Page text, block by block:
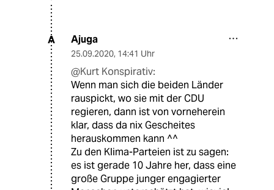
A Ajuga
25.09.2020, 14:41 Uhr
@Kurt Konspirativ:
Wenn man sich die beiden Länder
rauspickt, wo sie mit der CDU
regieren, dann ist von vorneherein
klar, dass da nix Gescheites
herauskommen kann ^^
Zu den Klima-Parteien ist zu sagen:
es ist gerade 10 Jahre her, dass eine
große Gruppe junger engagierter